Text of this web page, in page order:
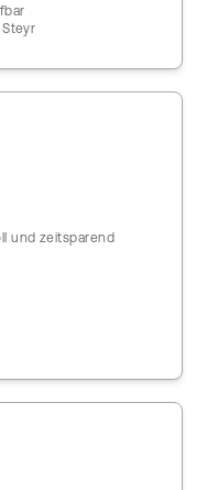
Steyr
und zeitsparend